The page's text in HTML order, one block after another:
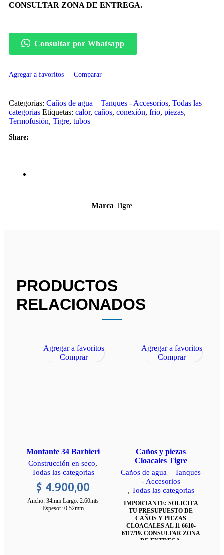
CONSULTAR ZONA DE ENTREGA.
Consultar por Whatsapp
Agregar a favoritos Comparar
Categorías: Caños de agua – Tanques - Accesorios, Todas las
categorias Etiquetas: calor, caños, conexión, frio, piezas,
Termofusión, Tigre, tubos
Share:
Marca Tigre
PRODUCTOS
RELACIONADOS
Montante 34 Barbieri
Construcción en seco,
Todas las categorias
$ 4.900,00
Ancho: 34mm Largo: 2.60mts
Espesor: 0.52mm
Agregar a favoritos
Comprar
Caños y piezas
Cloacales Tigre
Caños de agua – Tanques
- Accesorios
, Todas las categorias
IMPORTANTE: SOLICITÁ
TU PRESUPUESTO DE
CAÑOS Y PIEZAS
CLOACALES AL 11 6610-
6117/19. CONSULTAR ZONA
DE ENTREGA.
Agregar a favoritos
Comprar